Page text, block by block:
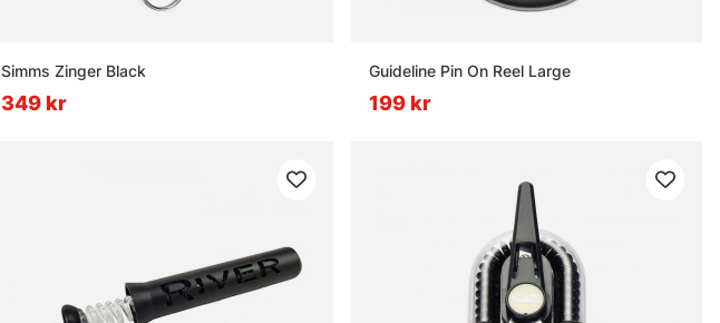
Simms Zinger Black
349 kr
Guideline Pin On Reel Large
199 kr